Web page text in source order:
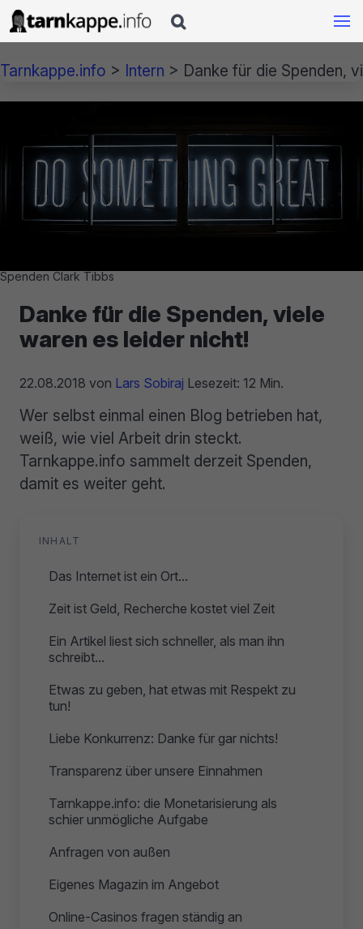

Tarnkappe.info > Intern > Danke für die Spenden,
Spenden Clark Tibbs
Danke für die Spenden, viele
waren es leider nicht!
22.08.2018 von Lars Sobiraj Lesezeit: 12 Min.
Wer selbst einmal einen Blog betrieben hat,
weiß, wie viel Arbeit drin steckt.
Tarnkappe.info sammelt derzeit Spenden,
damit es weiter geht.
INHALT
Das Internet ist ein Ort...
Zeit ist Geld, Recherche kostet viel Zeit
Ein Artikel liest sich schneller, als man ihn
schreibt...
Etwas zu geben, hat etwas mit Respekt zu
tun!
Liebe Konkurrenz: Danke für gar nichts!
Transparenz über unsere Einnahmen
Tarnkappe.info: die Monetarisierung als
schier unmögliche Aufgabe
Anfragen von außen
Eigenes Magazin im Angebot
Online-Casinos fragen ständig an